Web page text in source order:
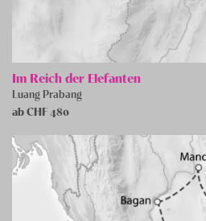
Im Reich der Elefanten
Luang Prabang
ab CHF480